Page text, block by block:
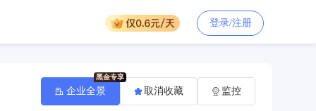
登录/注册
企业全景 取消收藏 监控